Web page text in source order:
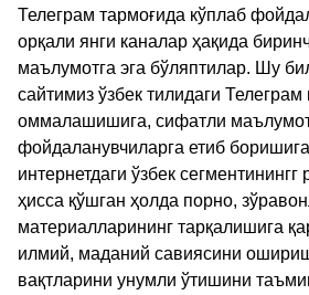
Телеграм тармоғида кўплаб
орқали янги каналар ҳақида
маълумотга эга бўляптилар. Шу
сайтимиз ўзбек тилидаги
оммалашишига, сифатли
фойдаланувчиларга етиб
интернетдаги ўзбек
ҳисса қўшган ҳолда порно,
материалларининг тарқалишига
илмий, маданий савиясини
вақтларини унумли ўтишини